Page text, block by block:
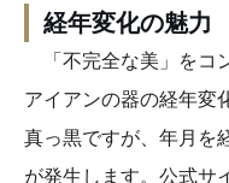
経年変化の魅力
「不完全な美」をコ
アイアンの器の経年変
真っ黒ですが、年月を
が発生します。公式サ